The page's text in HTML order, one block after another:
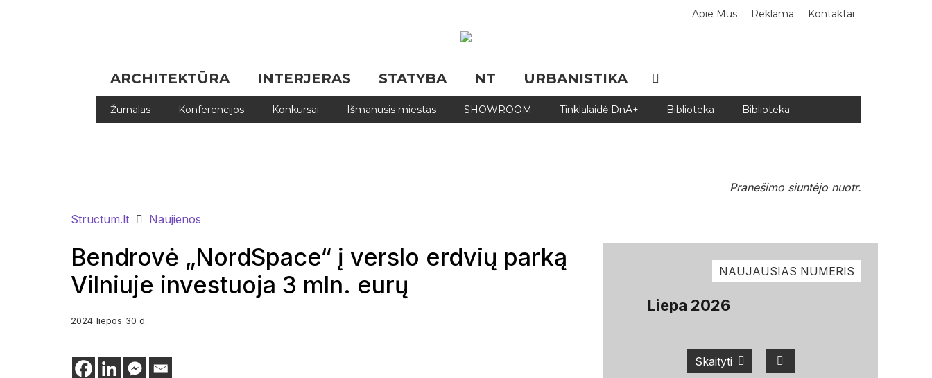
Apie Mus Reklama Kontaktai
ARCHITEKTŪRA INTERJERAS STATYBA NT URBANISTIKA
Žurnalas Konferencijos Konkursai Išmanusis miestas SHOWROOM Tinklalaidė DnA+ Biblioteka Biblioteka
Pranešimo siuntėjo nuotr.
Structum.lt Naujienos
Bendrovė „NordSpace“ į verslo erdvių parką
Vilniuje investuoja 3 mln. eurų
2024 liepos 30 d.
NAUJAUSIAS NUMERIS
Liepa 2026
Skaityti